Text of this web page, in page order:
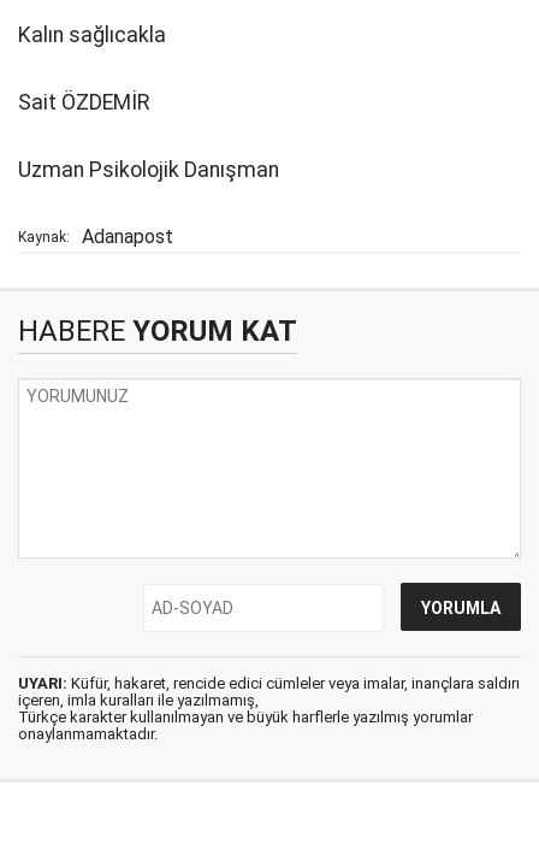
Kalın sağlıcakla
Sait ÖZDEMİR
Uzman Psikolojik Danışman
Kaynak: Adanapost
HABERE YORUM KAT
UYARI: Küfür, hakaret, rencide edici cümleler veya imalar, inançlara saldırı
içeren, imla kuralları ile yazılmamış,
Türkçe karakter kullanılmayan ve büyük harflerle yazılmış yorumlar
onaylanmamaktadır.